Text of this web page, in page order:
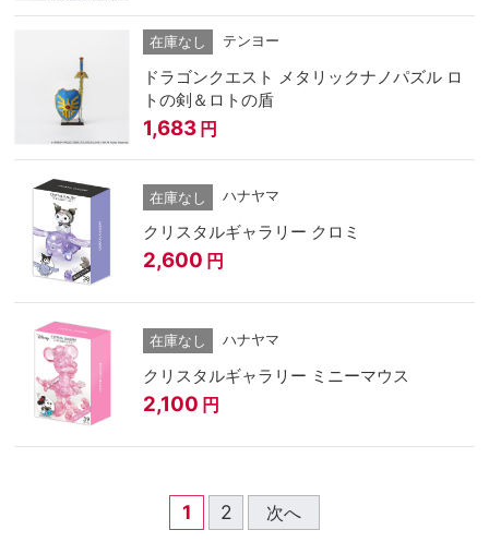
在庫なし テンヨー
ドラゴンクエスト メタリックナノパズル ロ
トの剣＆ロトの盾
1,683 円
在庫なし ハナヤマ
クリスタルギャラリー クロミ
2,600 円
在庫なし ハナヤマ
クリスタルギャラリー ミニーマウス
2,100 円
1 2 次へ